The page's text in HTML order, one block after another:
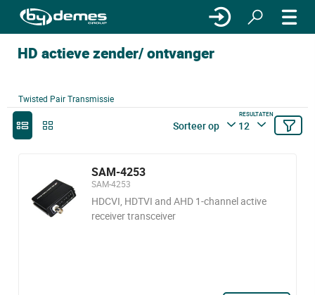
HD actieve zender/ ontvanger
Twisted Pair Transmissie
Sorteer op
RESULTATEN
12
SAM-4253
SAM-4253
HDCVI, HDTVI and AHD 1-channel active
receiver transceiver